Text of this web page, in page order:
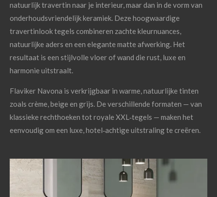
natuurlijk travertin naar je interieur, maar dan in de vorm van
onderhoudsvriendelijk keramiek. Deze hoogwaardige
travertinlook tegels combineren zachte kleurnuances,
natuurlijke aders en een elegante matte afwerking. Het
resultaat is een stijlvolle vloer of wand die rust, luxe en
harmonie uitstraalt.
Flaviker Navona is verkrijgbaar in warme, natuurlijke tinten
zoals crème, beige en grijs. De verschillende formaten — van
klassieke rechthoeken tot royale XXL‑tegels — maken het
eenvoudig om een luxe, hotel‑achtige uitstraling te creëren.